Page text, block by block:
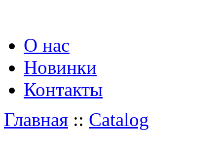
О нас
Новинки
Контакты
Главная :: Catalog